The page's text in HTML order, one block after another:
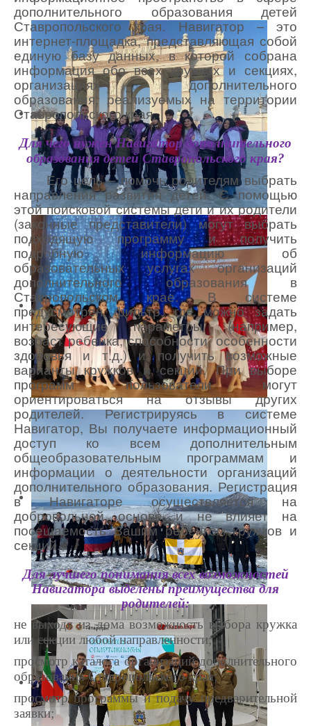
дополнительного образования детей
Ставропольского края. Навигатор – это
интернет-площадка, представляющая собой
единую базу данных, в которой собрана
информация обо всех кружках и секциях,
организациях дополнительного
образования, реализуемых на территории
Ставропольского края.
Для чего нужен Навигатордополнительного
образования детей Ставропольского края?
Его цель – помочь родителям выбрать
направления развития детей. С помощью
этой поисковой системы дети и их родители
(законные представители) могут выбрать
подходящую программу и получить
подробную информацию об
образовательных услугах организаций
дополнительного образования в
Ставропольском крае. В системе
предусмотрен фильтр, где можно задать
интересующие параметры (например,
возраст ребенка, способности, особенности
здоровья и т.д.) и получить возможные
варианты кружков и секций. При выборе
программ пользователи могут
ориентироваться на отзывы других
родителей. Регистрируясь в системе
Навигатор, Вы получаете информационный
доступ ко всем дополнительным
общеобразовательным программам и
информации о деятельности организаций
дополнительного образования. Регистрация
в Навигаторе осуществляется на
добровольной основе и не влияет на
посещаемость Вашим ребенком кружков и
секций.
Для лучшего понимания всех возможностей
Навигатора выделены преимущества для
родителей:
не выходя из дома возможность выбора кружка
или секции любой направленности;
просмотр каталога организаций дополнительного
образования Ставропольского края;
просмотр программы и подачу предварительной
заявки;